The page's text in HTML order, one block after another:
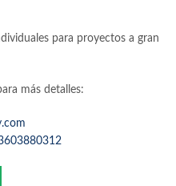
para proyectos a gran
más detalles: